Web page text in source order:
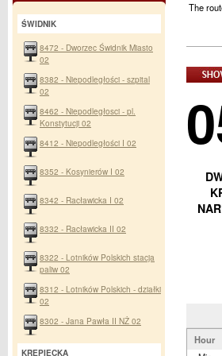
The
Hour
ŚWIDNIK
8472 - Dworzec Świdnik Miasto
02
8382 - Niepodległości - szpital
02
8462 - Niepodległosci - pl.
Konstytucji 02
8412 - Niepodległości I 02
8352 - Kosynierów I 02
8342 - Racławicka I 02
8332 - Racławicka II 02
8322 - Lotników Polskich stacja
paliw 02
8312 - Lotników Polskich - działki
02
8302 - Jana Pawła II NŻ 02
KRĘPIECKA